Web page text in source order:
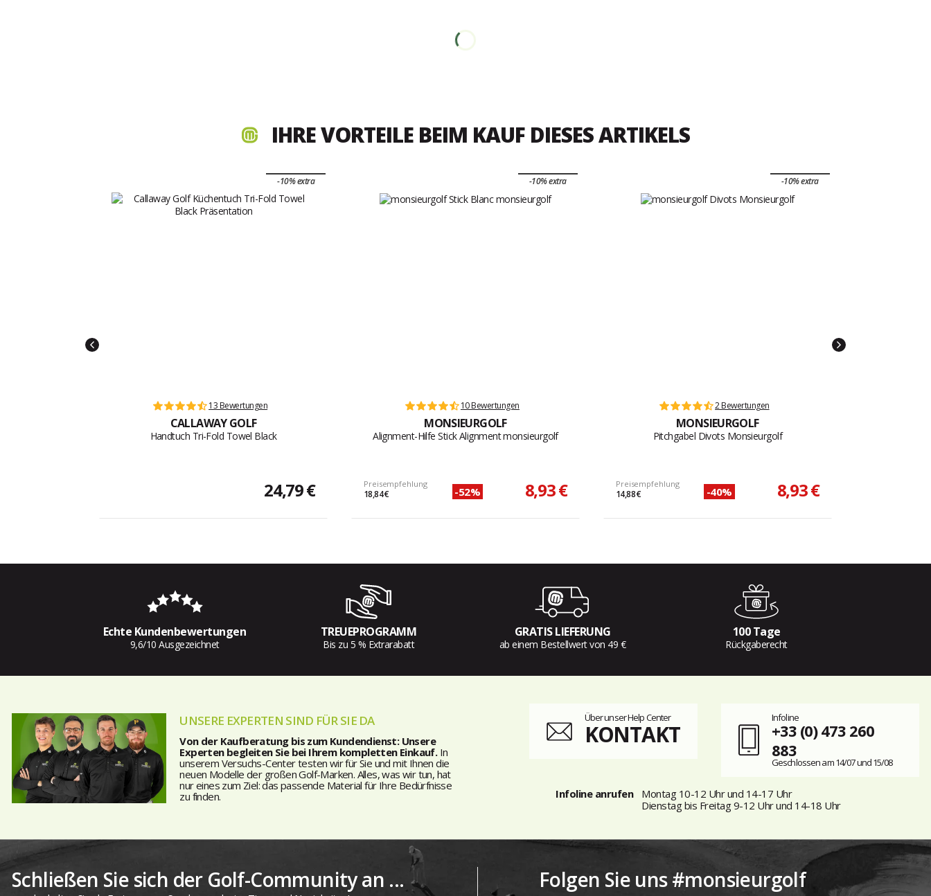
IHRE VORTEILE BEIM KAUF DIESES ARTIKELS
-10% extra
13 Bewertungen
CALLAWAY GOLF
Handtuch Tri-Fold Towel Black
24,79 €
-10% extra
10 Bewertungen
MONSIEURGOLF
Alignment-Hilfe Stick Alignment monsieurgolf
Preisempfehlung
18,84 € -52% 8,93 €
-10% extra
2 Bewertungen
MONSIEURGOLF
Pitchgabel Divots Monsieurgolf
Preisempfehlung
14,88 € -40% 8,93 €
Echte Kundenbewertungen
9,6/10 Ausgezeichnet
TREUEPROGRAMM
Bis zu 5 % Extrarabatt
GRATIS LIEFERUNG
ab einem Bestellwert von 49 €
100 Tage
Rückgaberecht
UNSERE EXPERTEN SIND FÜR SIE DA
Von der Kaufberatung bis zum Kundendienst: Unsere
Experten begleiten Sie bei Ihrem kompletten Einkauf.In
unserem Versuchs-Center testen wir für Sie und mit Ihnen die
neuen Modelle der großen Golf-Marken. Alles, was wir tun, hat
nur eines zum Ziel: das passende Material für Ihre Bedürfnisse
zu finden.
Über unser Help Center
KONTAKT
Infoline
+33 (0) 473 260
883
Geschlossen am 14/07 und 15/08
Infoline anrufen
Montag 10-12 Uhr und 14-17 Uhr
Dienstag bis Freitag 9-12 Uhr und 14-18 Uhr
Schließen Sie sich der Golf-Community an ... Folgen Sie uns #monsieurgolf